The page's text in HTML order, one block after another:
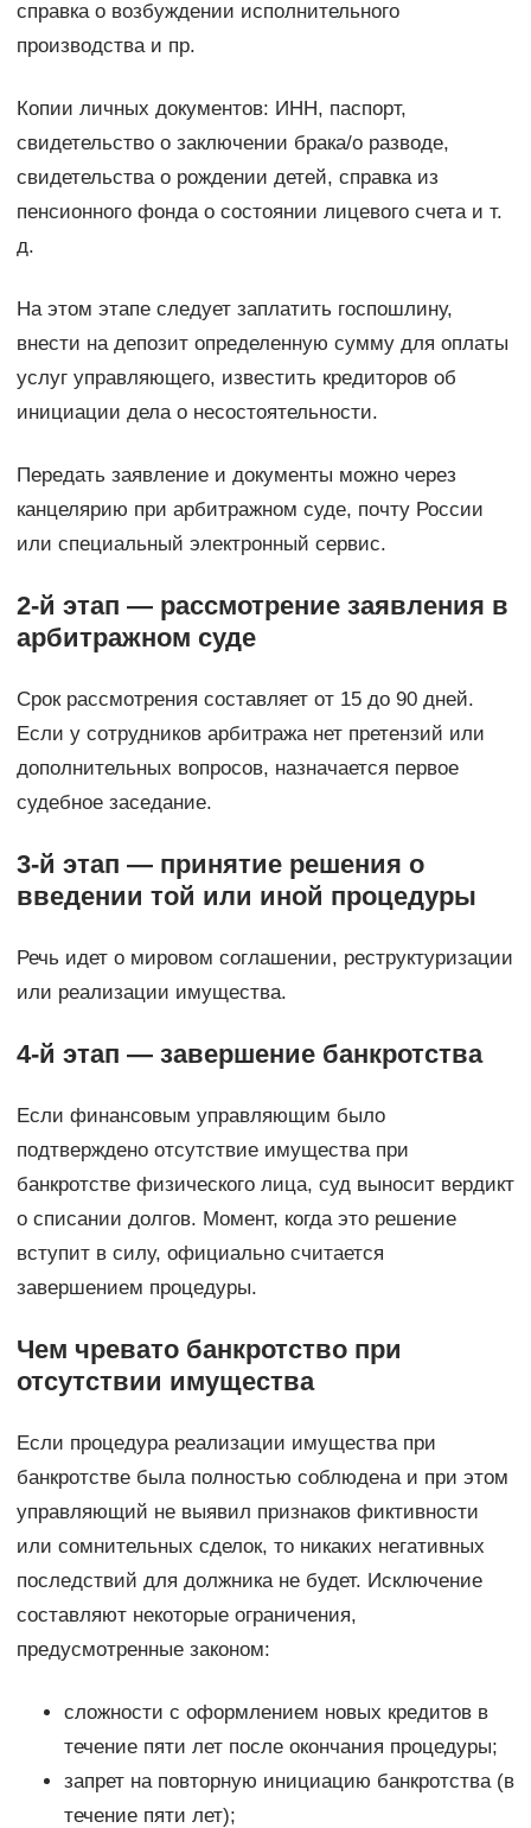
справка о возбуждении исполнительного
производства и пр.
Копии личных документов: ИНН, паспорт,
свидетельство о заключении брака/о разводе,
свидетельства о рождении детей, справка из
пенсионного фонда о состоянии лицевого счета и т.
д.
На этом этапе следует заплатить госпошлину,
внести на депозит определенную сумму для оплаты
услуг управляющего, известить кредиторов об
инициации дела о несостоятельности.
Передать заявление и документы можно через
канцелярию при арбитражном суде, почту России
или специальный электронный сервис.
2-й этап — рассмотрение заявления в
арбитражном суде
Срок рассмотрения составляет от 15 до 90 дней.
Если у сотрудников арбитража нет претензий или
дополнительных вопросов, назначается первое
судебное заседание.
3-й этап — принятие решения о
введении той или иной процедуры
Речь идет о мировом соглашении, реструктуризации
или реализации имущества.
4-й этап — завершение банкротства
Если финансовым управляющим было
подтверждено отсутствие имущества при
банкротстве физического лица, суд выносит вердикт
о списании долгов. Момент, когда это решение
вступит в силу, официально считается
завершением процедуры.
Чем чревато банкротство при
отсутствии имущества
Если процедура реализации имущества при
банкротстве была полностью соблюдена и при этом
управляющий не выявил признаков фиктивности
или сомнительных сделок, то никаких негативных
последствий для должника не будет. Исключение
составляют некоторые ограничения,
предусмотренные законом:
сложности с оформлением новых кредитов в
течение пяти лет после окончания процедуры;
запрет на повторную инициацию банкротства (в
течение пяти лет);